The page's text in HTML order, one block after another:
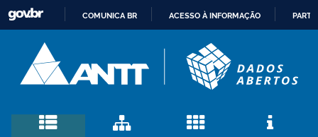
CONTEÚDO
COMUNICA BR ACESSO À INFORMAÇÃO